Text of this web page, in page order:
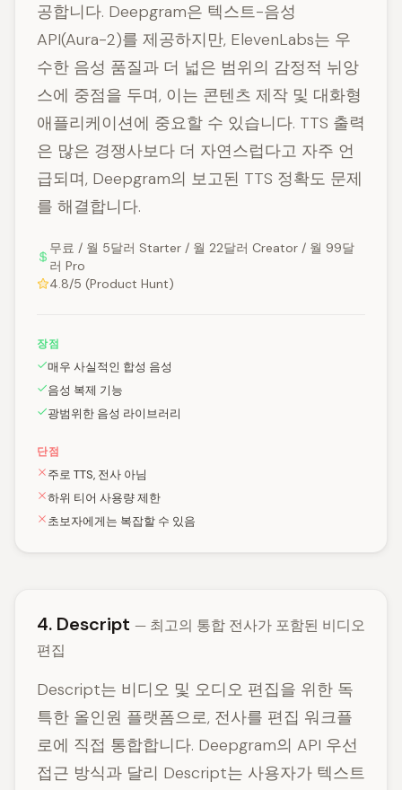
공합니다. Deepgram은 텍스트-음성
API(Aura-2)를 제공하지만, ElevenLabs는 우
수한 음성 품질과 더 넓은 범위의 감정적 뉘앙
스에 중점을 두며, 이는 콘텐츠 제작 및 대화형
애플리케이션에 중요할 수 있습니다. TTS 출력
은 많은 경쟁사보다 더 자연스럽다고 자주 언
급되며, Deepgram의 보고된 TTS 정확도 문제
를 해결합니다.
무료 / 월 5달러 Starter / 월 22달러 Creator / 월 99달
러 Pro
4.8/5 (Product Hunt)
장점
매우 사실적인 합성 음성
음성 복제 기능
광범위한 음성 라이브러리
단점
주로 TTS, 전사 아님
하위 티어 사용량 제한
초보자에게는 복잡할 수 있음
4. Descript — 최고의 통합 전사가 포함된 비디오
편집
Descript는 비디오 및 오디오 편집을 위한 독
특한 올인원 플랫폼으로, 전사를 편집 워크플
로에 직접 통합합니다. Deepgram의 API 우선
접근 방식과 달리 Descript는 사용자가 텍스트